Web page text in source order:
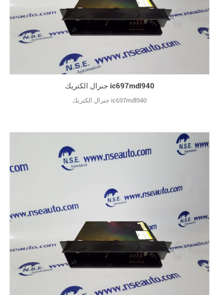
جنرال الكتريك ic697mdl940
جنرال الكتريك ic697mdl940